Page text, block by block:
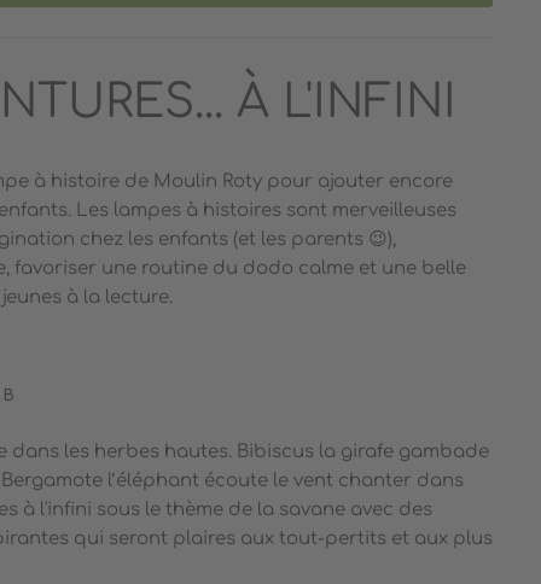
À L'INFINI
à histoire de Moulin Roty pour ajouter encore
Les lampes à histoires sont merveilleuses
chez les enfants (et les parents 😉),
favoriser une routine du dodo calme et une belle
à la lecture.
dans les herbes hautes. Bibiscus la girafe gambade
Bergamote l’éléphant écoute le vent chanter dans
à l'infini sous le thème de la savane avec des
qui seront plaires aux tout-pertits et aux plus